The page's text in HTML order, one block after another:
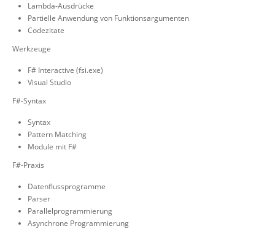
Lambda-Ausdrücke
Partielle Anwendung von Funktionsargumenten
Codezitate
Werkzeuge
F# Interactive (fsi.exe)
Visual Studio
F#-Syntax
Syntax
Pattern Matching
Module mit F#
F#-Praxis
Datenflussprogramme
Parser
Parallelprogrammierung
Asynchrone Programmierung